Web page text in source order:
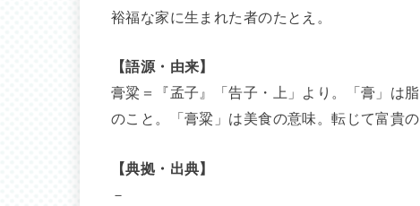
裕福な家に生まれた者のたとえ。
【語源・由来】
膏粱＝『孟子』「告子・上」より。「膏」は
のこと。「膏粱」は美食の意味。転じて富貴の
【典拠・出典】
－